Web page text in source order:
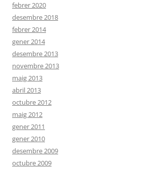
febrer 2020
desembre 2018
febrer 2014
gener 2014
desembre 2013
novembre 2013
maig 2013
abril 2013
octubre 2012
maig 2012
gener 2011
gener 2010
desembre 2009
octubre 2009